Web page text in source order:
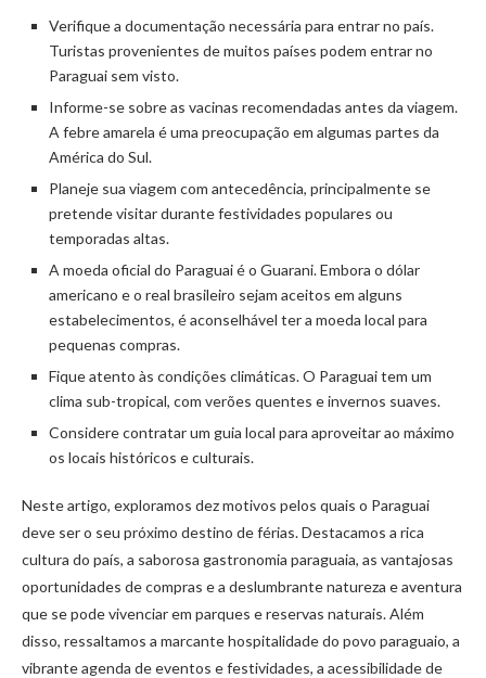
Verifique a documentação necessária para entrar no país.
Turistas provenientes de muitos países podem entrar no
Paraguai sem visto.
Informe-se sobre as vacinas recomendadas antes da viagem.
A febre amarela é uma preocupação em algumas partes da
América do Sul.
Planeje sua viagem com antecedência, principalmente se
pretende visitar durante festividades populares ou
temporadas altas.
A moeda oficial do Paraguai é o Guarani. Embora o dólar
americano e o real brasileiro sejam aceitos em alguns
estabelecimentos, é aconselhável ter a moeda local para
pequenas compras.
Fique atento às condições climáticas. O Paraguai tem um
clima sub-tropical, com verões quentes e invernos suaves.
Considere contratar um guia local para aproveitar ao máximo
os locais históricos e culturais.
Neste artigo, exploramos dez motivos pelos quais o Paraguai
deve ser o seu próximo destino de férias. Destacamos a rica
cultura do país, a saborosa gastronomia paraguaia, as vantajosas
oportunidades de compras e a deslumbrante natureza e aventura
que se pode vivenciar em parques e reservas naturais. Além
disso, ressaltamos a marcante hospitalidade do povo paraguaio, a
vibrante agenda de eventos e festividades, a acessibilidade de